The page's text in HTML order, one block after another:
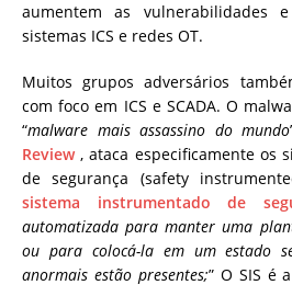
aumentem as vulnerabilidades
sistemas ICS e redes OT.
Muitos grupos adversários
com foco em ICS e SCADA. O
“malware mais assassino do mundo
Review, ataca especificamente os
de segurança (safety
sistema instrumentado de
automatizada para manter uma
ou para colocá-la em um estado
anormais estão presentes;” O SIS é